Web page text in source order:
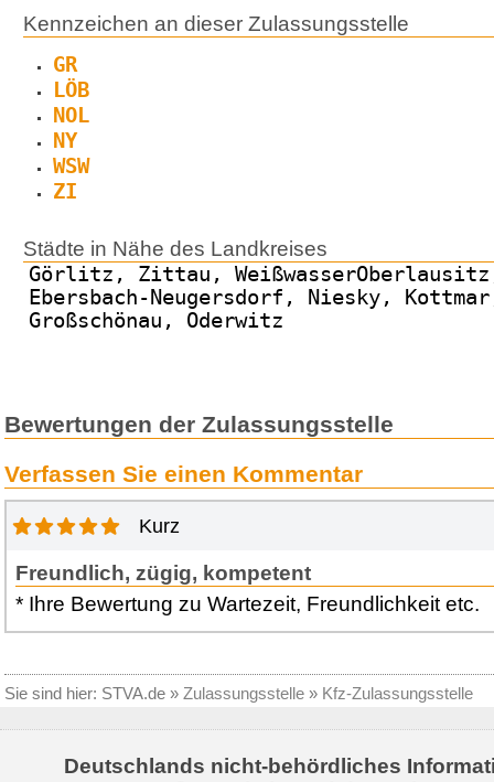
Kennzeichen an dieser Zulassungsstelle
GR
LÖB
NOL
NY
WSW
ZI
Städte in Nähe des Landkreises
Görlitz, Zittau,
Ebersbach-Neugersdorf, Niesky,
Großschönau, Oderwitz
Bewertungen der Zulassungsstelle
Verfassen Sie einen Kommentar
Kurz
Freundlich, zügig, kompetent
* Ihre Bewertung zu Wartezeit, Freundlichkeit etc.
Sie sind hier: STVA.de » Zulassungsstelle » Kfz-Zulassungsstelle
Deutschlands nicht-behördliches